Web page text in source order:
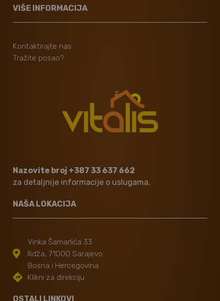
VIŠE INFORMACIJA
Kontaktirajte nas
Tražite posao?
Nazovite broj +387 33 637 662
za detaljnije informacije o uslugama.
NAŠA LOKACIJA
Vinka Šamarlića 33
Ilidža, 71000 Sarajevo
Bosna i Hercegovina
Klikni za direkciju
OSTALI LINKOVI